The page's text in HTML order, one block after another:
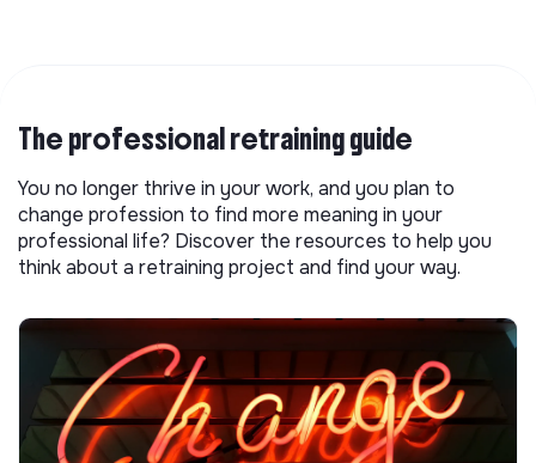
The professional retraining guide
You no longer thrive in your work, and you plan to
change profession to find more meaning in your
professional life? Discover the resources to help you
think about a retraining project and find your way.